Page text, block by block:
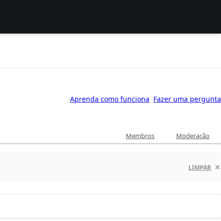
Aprenda como funciona Fazer uma pergunta
Membros Moderação
LIMPAR